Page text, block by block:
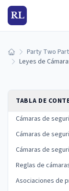
RL
Inicio Party Two
TABLA DE
Cámaras de
Cámaras de
Cámaras de
Reglas de
Asociaciones de